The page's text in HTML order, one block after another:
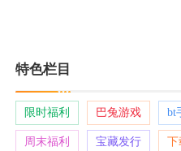
特色栏目
限时福利 巴兔游戏 bt
周末福利 宝藏发行 下